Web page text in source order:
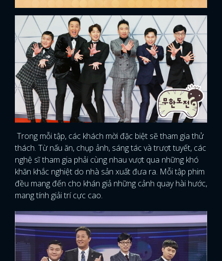
Trong mỗi tập, các khách mời đặc biệt sẽ tham gia thử
thách. Từ nấu ăn, chụp ảnh, sáng tác và trượt tuyết, các
nghệ sĩ tham gia phải cùng nhau vượt qua những khó
khăn khắc nghiệt do nhà sản xuất đưa ra. Mỗi tập phim
đều mang đến cho khán giả những cảnh quay hài hước,
mang tính giải trí cực cao.